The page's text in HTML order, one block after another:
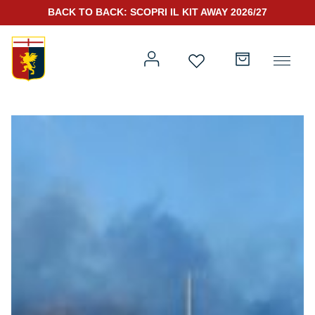
Genoa for Special
BACK TO BACK: SCOPRI IL KIT AWAY 2026/27